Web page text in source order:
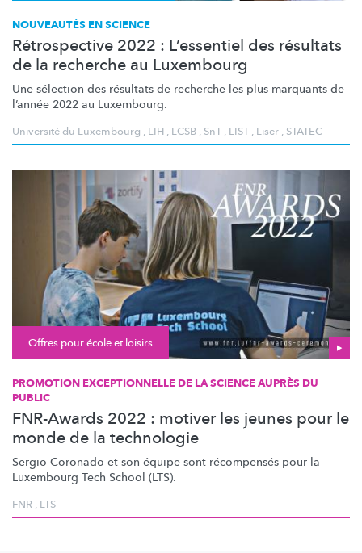
NOUVEAUTÉS EN SCIENCE
Rétrospective 2022 : L’essentiel des résultats
de la recherche au Luxembourg
Une sélection des résultats de recherche les plus marquants de
l’année 2022 au Luxembourg.
Université du Luxembourg , LIH , LCSB , SnT, LIST, Liser , STATEC
Offres pour école et loisirs
PROMOTION EXCEPTIONNELLE DE LA SCIENCE AUPRÈS DU
PUBLIC
FNR-Awards 2022 : motiver les jeunes pour le
monde de la technologie
Sergio Coronado et son équipe sont récompensés pour la
Luxembourg Tech School (LTS).
FNR , LTS